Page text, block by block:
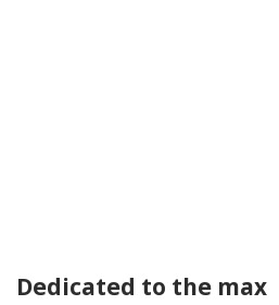
Dedicated to the max